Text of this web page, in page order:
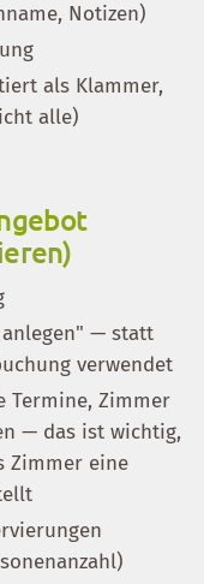
Notizen)
als Klammer,
alle)
anlegen" — statt
verwendet
Termine, Zimmer
— das ist wichtig,
Zimmer eine